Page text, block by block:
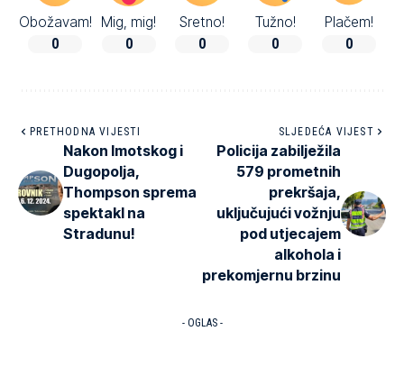
Obožavam!
0
Mig, mig!
0
Sretno!
0
Tužno!
0
Plačem!
0
PRETHODNA VIJESTI
Nakon Imotskog i
Dugopolja,
Thompson sprema
spektakl na
Stradunu!
SLJEDEĆA VIJEST
Policija zabilježila
579 prometnih
prekršaja,
uključujući vožnju
pod utjecajem
alkohola i
prekomjernu brzinu
- OGLAS -